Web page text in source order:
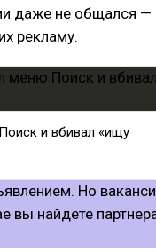
даже не общался —
рекламу.
и вбивал «ищу